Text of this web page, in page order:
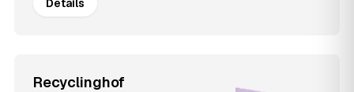
Details
Recyclinghof